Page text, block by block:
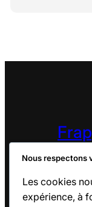
AccueilÀ
Nous respectons
Les cookies
expérience, à